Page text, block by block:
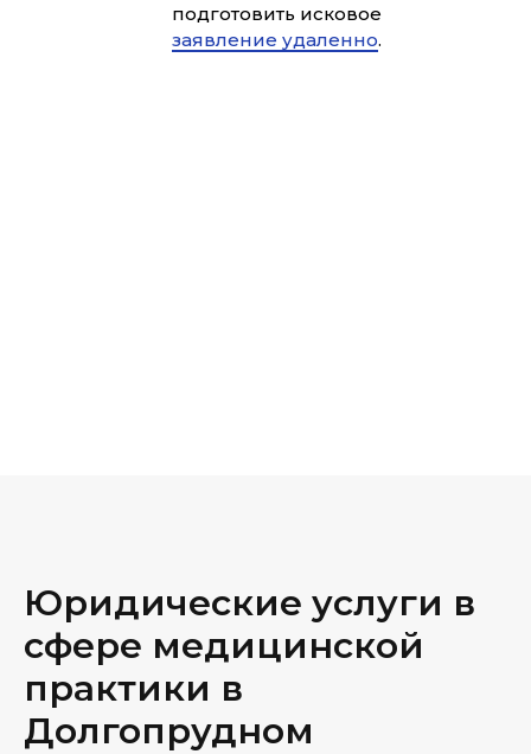
подготовить исковое
заявление удаленно.
Юридические услуги в
сфере медицинской
практики в
Долгопрудном